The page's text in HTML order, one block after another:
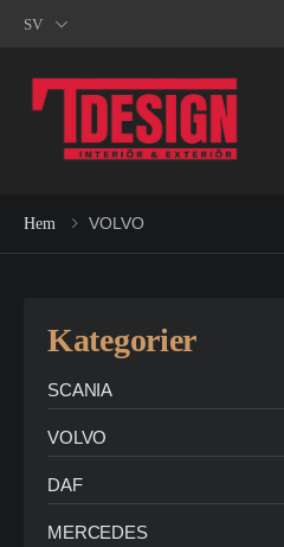
SV
Hem VOLVO
Kategorier
SCANIA
VOLVO
DAF
MERCEDES